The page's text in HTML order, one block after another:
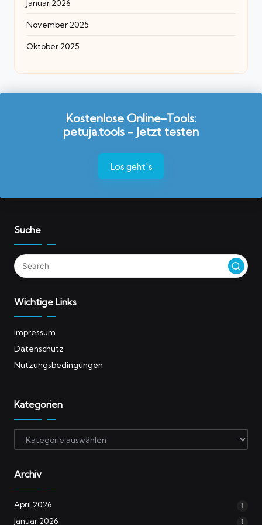
Januar 2026
November 2025
Oktober 2025
Kostenlose Online-Tools:
petuja.tools - Jetzt testen
Los geht's
Suche
Wichtige Links
Impressum
Datenschutz
Nutzungsbedingungen
Kategorien
Kategorien
Archiv
April 2026 1
Januar 2026 1